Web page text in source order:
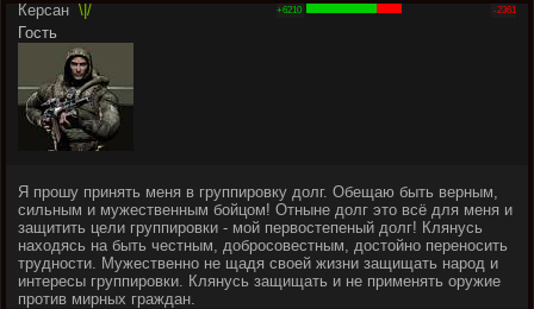
Керсан \|/
Гость
+6210 -2361
Я прошу принять меня в группировку долг. Обещаю быть верным,
сильным и мужественным бойцом! Отныне долг это всё для меня и
защитить цели группировки - мой первостепеный долг! Клянусь
находясь на быть честным, добросовестным, достойно переносить
трудности. Мужественно не щадя своей жизни защищать народ и
интересы группировки. Клянусь защищать и не применять оружие
против мирных граждан.